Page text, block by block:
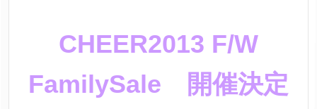
CHEER2013 F/W
FamilySale 開催決定